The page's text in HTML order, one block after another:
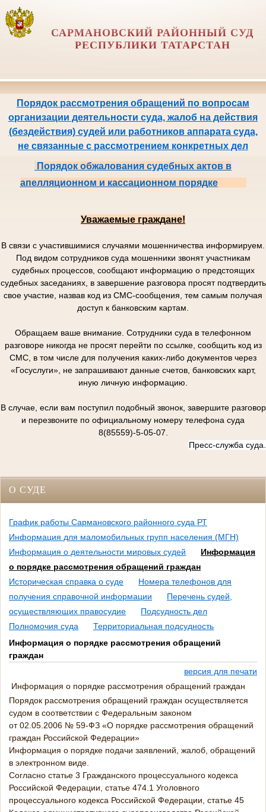
САРМАНОВСКИЙ РАЙОННЫЙ СУД
РЕСПУБЛИКИ ТАТАРСТАН
Порядок рассмотрения обращений по вопросам
организации деятельности суда, жалоб на действия
(бездействия) судей или работников аппарата суда,
не связанные с рассмотрением конкретных дел
Порядок обжалования судебных актов в
апелляционном и кассационном порядке
Уважаемые граждане!
В связи с участившимися случаями мошенничества информируем.
Под видом сотрудников суда мошенники звонят участникам
судебных процессов, сообщают информацию о предстоящих
судебных заседаниях, в завершение разговора просят подтвердить
свое участие, назвав код из СМС-сообщения, тем самым получая
доступ к банковским картам.
Обращаем ваше внимание. Сотрудники суда в телефонном
разговоре никогда не просят перейти по ссылке, сообщить код из
СМС, в том числе для получения каких-либо документов через
«Госуслуги», не запрашивают данные счетов, банковских карт,
иную личную информацию.
В случае, если вам поступил подобный звонок, завершите разговор
и перезвоните по официальному номеру телефона суда
8(85559)-5-05-07.
Пресс-служба суда.
О СУДЕ
График работы Сармановского районного суда РТ
Информация для маломобильных групп населения (МГН)
Информация о деятельности мировых судей
Информация
о порядке рассмотрения обращений граждан
Историческая справка о суде
Номера телефонов для
получения справочной информации
Перечень судей,
осуществляющих правосудие
Подсудность дел
Полномочия суда
Территориальная подсудность
Информация о порядке рассмотрения обращений
граждан
версия для печати
Информация о порядке рассмотрения обращений граждан
Порядок рассмотрения обращений граждан осуществляется
судом в соответствии с Федеральным законом
от02.05.2006 № 59-ФЗ «О порядке рассмотрения обращений
граждан Российской Федерации»
Информация о порядке подачи заявлений, жалоб, обращений
в электронном виде.
Согласно статье 3 Гражданского процессуального кодекса
Российской Федерации, статье 474.1 Уголовного
процессуального кодекса Российской Федерации, статье 45